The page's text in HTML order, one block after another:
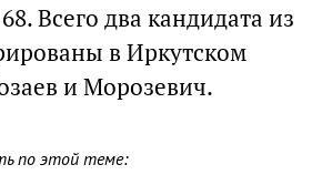
Всего два кандидата из
в Иркутском
и Морозевич.
по этой теме: